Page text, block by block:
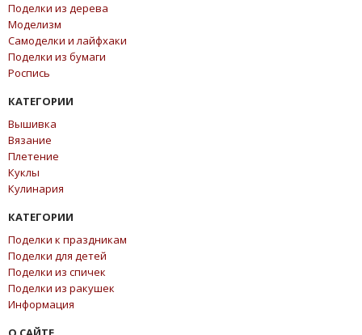
Поделки из дерева
Моделизм
Самоделки и лайфхаки
Поделки из бумаги
Роспись
КАТЕГОРИИ
Вышивка
Вязание
Плетение
Куклы
Кулинария
КАТЕГОРИИ
Поделки к праздникам
Поделки для детей
Поделки из спичек
Поделки из ракушек
Информация